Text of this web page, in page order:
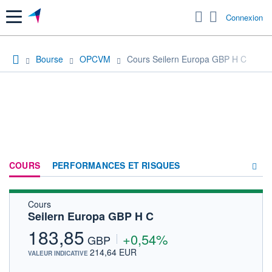
Menu Connexion
Bourse OPCVM Cours Seilern Europa GBP H C
COURS PERFORMANCES ET RISQUES
FORUM
Cours
Seilern Europa GBP H C
183,85 GBP +0,54%
VALEUR INDICATIVE 214,64 EUR